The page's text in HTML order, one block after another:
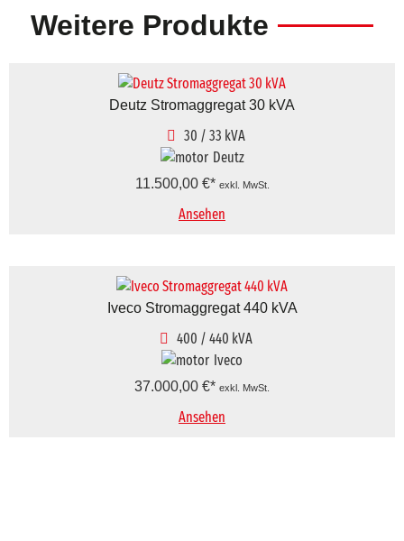
Weitere Produkte
Deutz Stromaggregat 30 kVA
30 / 33 kVA
Deutz
11.500,00 € exkl. MwSt.
Ansehen
Iveco Stromaggregat 440 kVA
400 / 440 kVA
Iveco
37.000,00 € exkl. MwSt.
Ansehen